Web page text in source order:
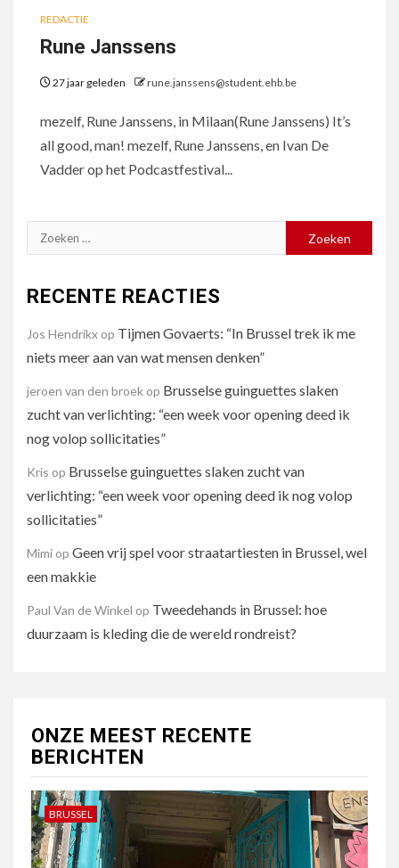
REDACTIE
Rune Janssens
27 jaar geleden rune.janssens@student.ehb.be
mezelf, Rune Janssens, in Milaan(Rune Janssens) It’s
all good, man! mezelf, Rune Janssens, en Ivan De
Vadder op het Podcastfestival...
Zoeken
naar:
RECENTE REACTIES
Jos Hendrikx op Tijmen Govaerts: “In Brussel trek ik me
niets meer aan van wat mensen denken”
jeroen van den broek op Brusselse guinguettes slaken
zucht van verlichting: “een week voor opening deed ik
nog volop sollicitaties”
Kris op Brusselse guinguettes slaken zucht van
verlichting: “een week voor opening deed ik nog volop
sollicitaties”
Mimi op Geen vrij spel voor straatartiesten in Brussel, wel
een makkie
Paul Van de Winkel op Tweedehands in Brussel: hoe
duurzaam is kleding die de wereld rondreist?
ONZE MEEST RECENTE
BERICHTEN
BRUSSEL